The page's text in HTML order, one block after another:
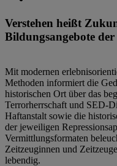
Verstehen heißt
Bildungsangebote der
Mit modernen
Methoden informiert die
historischen Ort über das
Terrorherrschaft und SED-
Haftanstalt sowie die
der jeweiligen
Vermittlungsformaten
Zeitzeuginnen und
lebendig.